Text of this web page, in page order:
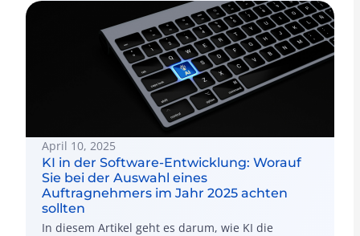
April 10, 2025
KI in der Software-Entwicklung: Worauf
Sie bei der Auswahl eines
Auftragnehmers im Jahr 2025 achten
sollten
In diesem Artikel geht es darum, wie KI die